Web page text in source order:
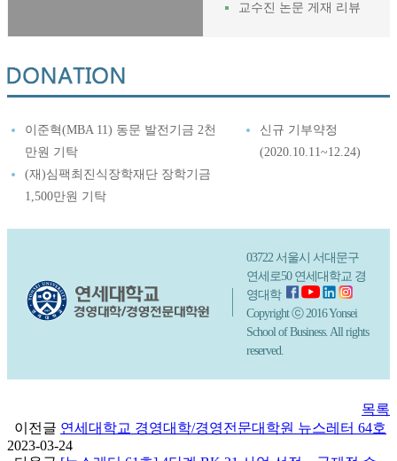
교수진 논문 게재 리뷰
이준혁(MBA 11) 동문 발전기금 2천
만원 기탁
(재)심팩최진식장학재단 장학기금
1,500만원 기탁
신규 기부약정
(2020.10.11~12.24)
03722 서울시 서대문구
연세로50 연세대학교 경
영대학
Copyright ⓒ 2016 Yonsei
School of Business. All rights
reserved.
목록
이전글 연세대학교 경영대학/경영전문대학원 뉴스레터 64호
2023-03-24